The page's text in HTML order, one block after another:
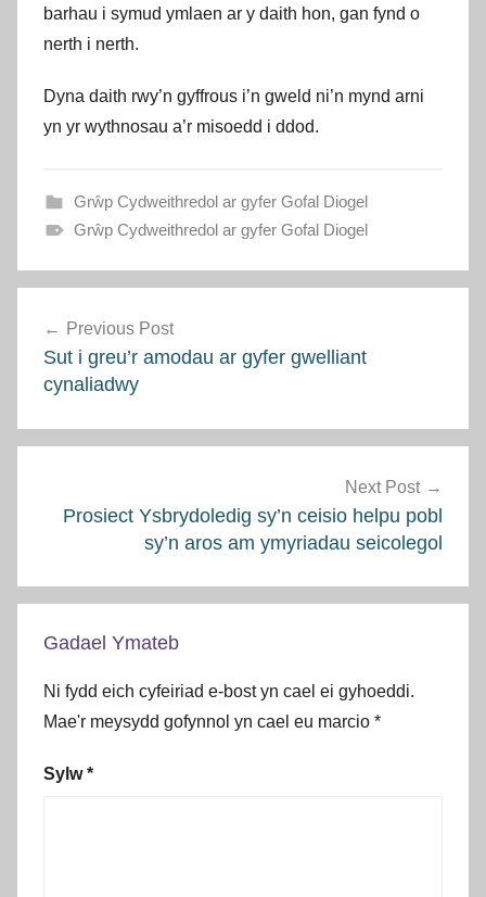
barhau i symud ymlaen ar y daith hon, gan fynd o
nerth i nerth.
Dyna daith rwy’n gyffrous i’n gweld ni’n mynd arni
yn yr wythnosau a’r misoedd i ddod.
Grŵp Cydweithredol ar gyfer Gofal Diogel
Grŵp Cydweithredol ar gyfer Gofal Diogel
cofnod
Previous Post
Sut i greu’r amodau ar gyfer gwelliant
cynaliadwy
Next Post
Prosiect Ysbrydoledig sy’n ceisio helpu pobl
sy’n aros am ymyriadau seicolegol
Gadael Ymateb
Ni fydd eich cyfeiriad e-bost yn cael ei gyhoeddi.
Mae'r meysydd gofynnol yn cael eu marcio *
Sylw*